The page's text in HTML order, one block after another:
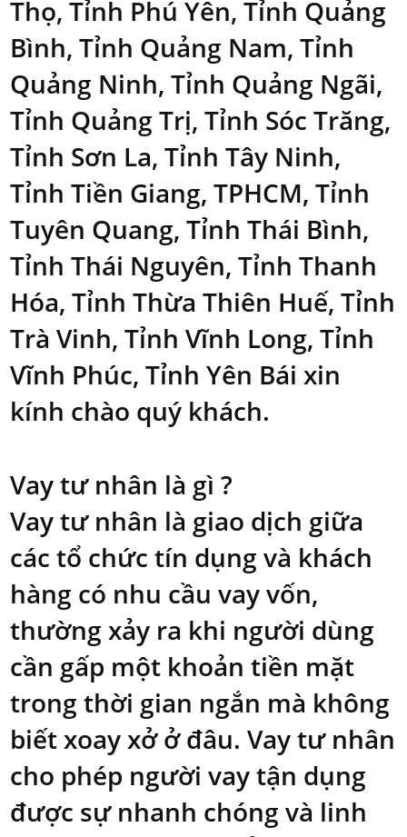
Thọ, Tỉnh Phú Yên, Tỉnh Quảng
Bình, Tỉnh Quảng Nam, Tỉnh
Quảng Ninh, Tỉnh Quảng Ngãi,
Tỉnh Quảng Trị, Tỉnh Sóc Trăng,
Tỉnh Sơn La, Tỉnh Tây Ninh,
Tỉnh Tiền Giang, TPHCM, Tỉnh
Tuyên Quang, Tỉnh Thái Bình,
Tỉnh Thái Nguyên, Tỉnh Thanh
Hóa, Tỉnh Thừa Thiên Huế, Tỉnh
Trà Vinh, Tỉnh Vĩnh Long, Tỉnh
Vĩnh Phúc, Tỉnh Yên Bái xin
kính chào quý khách.
Vay tư nhân là gì ?
Vay tư nhân là giao dịch giữa
các tổ chức tín dụng và khách
hàng có nhu cầu vay vốn,
thường xảy ra khi người dùng
cần gấp một khoản tiền mặt
trong thời gian ngắn mà không
biết xoay xở ở đâu. Vay tư nhân
cho phép người vay tận dụng
được sự nhanh chóng và linh